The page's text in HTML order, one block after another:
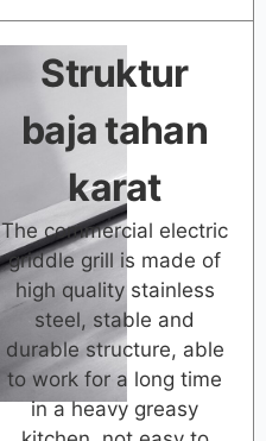
Struktur
baja tahan
karat
The commercial electric
griddle grill is made of
high quality stainless
steel, stable and
durable structure, able
to work for a long time
in a heavy greasy